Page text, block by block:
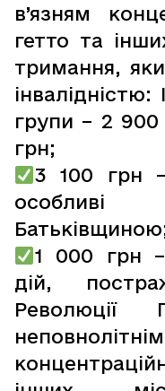
в’язням
гетто та
тримання,
групи – 2
грн;
3 100 грн
особливі
1 000 грн
дій,
Революції